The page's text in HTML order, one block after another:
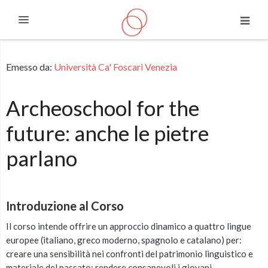
Espandi
Emesso da: Università Ca' Foscari Venezia
Archeoschool for the
future: anche le pietre
parlano
Introduzione al Corso
Il corso intende offrire un approccio dinamico a quattro lingue
europee (italiano, greco moderno, spagnolo e catalano) per:
creare una sensibilità nei confronti del patrimonio linguistico e